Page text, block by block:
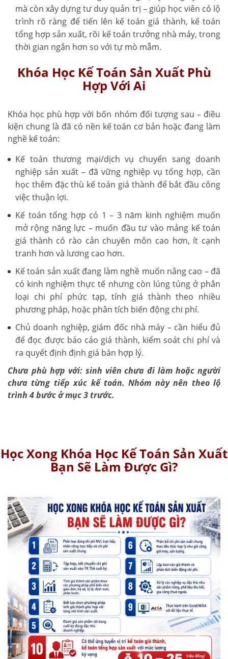
mà còn xây dựng tư duy quản trị – giúp học viên có lộ
trình rõ ràng để tiến lên kế toán giá thành, kế toán
tổng hợp sản xuất, rồi kế toán trưởng nhà máy, trong
thời gian ngắn hơn so với tự mò mẫm.
Khóa Học Kế Toán Sản Xuất Phù
Hợp Với Ai
Khóa học phù hợp với bốn nhóm đối tượng sau – điều
kiện chung là đã có nền kế toán cơ bản hoặc đang làm
nghề kế toán:
Kế toán thương mại/dịch vụ chuyển sang doanh
nghiệp sản xuất – đã vững nghiệp vụ tổng hợp, cần
học thêm đặc thù kế toán giá thành để bắt đầu công
việc thuận lợi.
Kế toán tổng hợp có 1 – 3 năm kinh nghiệm muốn
mở rộng năng lực – muốn đầu tư vào mảng kế toán
giá thành có rào cản chuyên môn cao hơn, ít cạnh
tranh hơn và lương cao hơn.
Kế toán sản xuất đang làm nghề muốn nâng cao – đã
có kinh nghiệm thực tế nhưng còn lúng túng ở phân
loại chi phí phức tạp, tính giá thành theo nhiều
phương pháp, hoặc phân tích biến động chi phí.
Chủ doanh nghiệp, giám đốc nhà máy – cần hiểu đủ
để đọc được báo cáo giá thành, kiểm soát chi phí và
ra quyết định định giá bán hợp lý.
Chưa phù hợp với: sinh viên chưa đi làm hoặc người
chưa từng tiếp xúc kế toán. Nhóm này nên theo lộ
trình 4 bước ở mục 3 trước.
Học Xong Khóa Học Kế Toán Sản Xuất
Bạn Sẽ Làm Được Gì?